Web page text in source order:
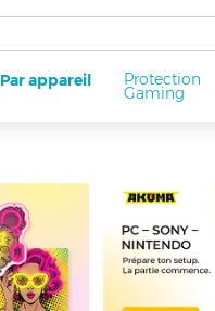
Par appareil Protection
Gaming